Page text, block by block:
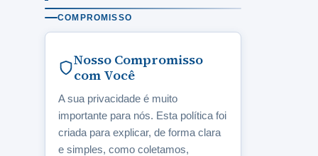
COMPROMISSO
Nosso Compromisso
com Você
A sua privacidade é muito
importante para nós. Esta política foi
criada para explicar, de forma clara
e simples, como coletamos,